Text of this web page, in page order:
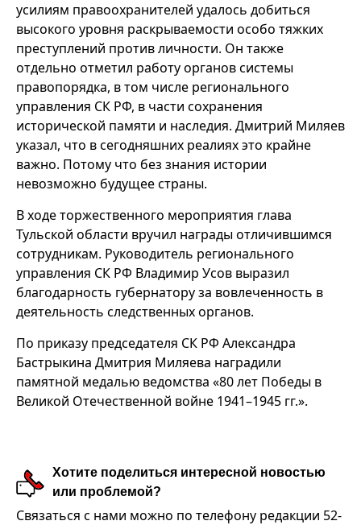
усилиям правоохранителей удалось добиться
высокого уровня раскрываемости особо тяжких
преступлений против личности. Он также
отдельно отметил работу органов системы
правопорядка, в том числе регионального
управления СК РФ, в части сохранения
исторической памяти и наследия. Дмитрий Миляев
указал, что в сегодняшних реалиях это крайне
важно. Потому что без знания истории
невозможно будущее страны.
В ходе торжественного мероприятия глава
Тульской области вручил награды отличившимся
сотрудникам. Руководитель регионального
управления СК РФ Владимир Усов выразил
благодарность губернатору за вовлеченность в
деятельность следственных органов.
По приказу председателя СК РФ Александра
Бастрыкина Дмитрия Миляева наградили
памятной медалью ведомства «80 лет Победы в
Великой Отечественной войне 1941–1945 гг.».
Хотите поделиться интересной новостью
или проблемой?
Связаться с нами можно по телефону редакции 52-